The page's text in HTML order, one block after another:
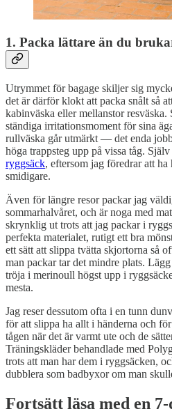
1. Packa lättare än du
Utrymmet för bagage skiljer sig
det är därför klokt att packa snålt så
kabinväska eller mellanstor resväska.
ständiga irritationsmoment för sina
rullväska går utmärkt — det enda
höga trappsteg upp på vissa tåg.
ryggsäck, eftersom jag föredrar att
smidigare.
Även för längre resor packar jag
sommarhalvåret, och är noga med
skrynklig ut trots att jag packar i
perfekta materialet, rutigt ett bra
ett sätt att slippa tvätta skjortorna så
man packar tar det mindre plats.
tröja i merinoull högst upp i
mesta.
Jag reser dessutom ofta i en tunn
för att slippa ha allt i händerna och
tågen när det är varmt ute och de
Träningskläder behandlade med
trots att man har dem i ryggsäcken,
dubblera som badbyxor om man
Fortsätt läsa med en